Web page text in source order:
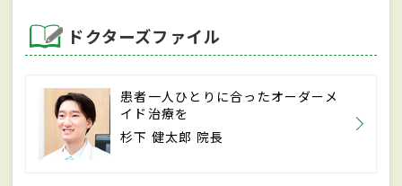
ドクターズファイル
患者一人ひとりに合ったオーダーメ
イド治療を
杉下 健太郎 院長